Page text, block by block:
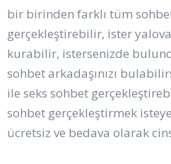
bir birinden farklı tüm
gerçekleştirebilir, ister
kurabilir, istersenizde
sohbet arkadaşınızı
ile seks sohbet
sohbet gerçekleştirmek
ücretsiz ve bedava olarak